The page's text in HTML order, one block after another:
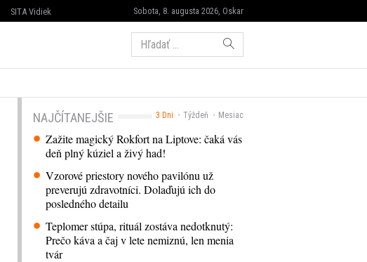
Sobota, 8. augusta 2026, Oskar
SITA Vidiek
Hľadať:
3 Dni Týždeň Mesiac
NAJČÍTANEJŠIE
Zažite magický Rokfort na Liptove: čaká vás
deň plný kúziel a živý had!
Vzorové priestory nového pavilónu už
preverujú zdravotníci. Dolaďujú ich do
posledného detailu
Teplomer stúpa, rituál zostáva nedotknutý:
Prečo káva a čaj v lete nemiznú, len menia
tvár